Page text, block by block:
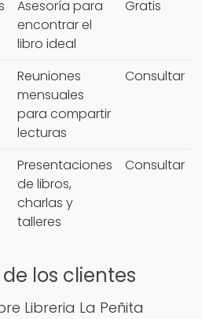
Asesoría para
encontrar el
libro ideal
Gratis
Reuniones
mensuales
para compartir
lecturas
Consultar
Presentaciones
de libros,
charlas y
talleres
Consultar
los clientes
Libreria La Peñita